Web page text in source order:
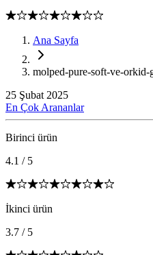
Ana Sayfa
molped-pure-soft-ve-
25 Şubat 2025
En Çok Arananlar
Birinci ürün
4.1 / 5
İkinci ürün
3.7 / 5